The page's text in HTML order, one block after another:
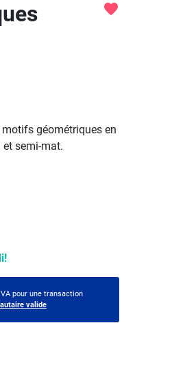
favorite
motifs géométriques en
et semi-mat.
pour une transaction
valide